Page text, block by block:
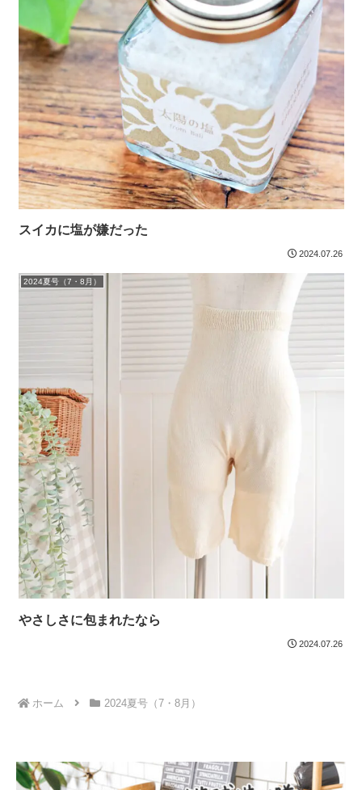
スイカに塩が嫌だった
2024.07.26
2024夏号（7・8月）
やさしさに包まれたなら
2024.07.26
ホーム 2024夏号（7・8月）